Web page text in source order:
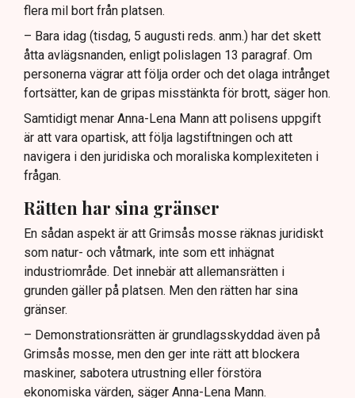
flera mil bort från platsen.
– Bara idag (tisdag, 5 augusti reds. anm.) har det skett
åtta avlägsnanden, enligt polislagen 13 paragraf. Om
personerna vägrar att följa order och det olaga intrånget
fortsätter, kan de gripas misstänkta för brott, säger hon.
Samtidigt menar Anna-Lena Mann att polisens uppgift
är att vara opartisk, att följa lagstiftningen och att
navigera i den juridiska och moraliska komplexiteten i
frågan.
Rätten har sina gränser
En sådan aspekt är att Grimsås mosse räknas juridiskt
som natur- och våtmark, inte som ett inhägnat
industriområde. Det innebär att allemansrätten i
grunden gäller på platsen. Men den rätten har sina
gränser.
– Demonstrationsrätten är grundlagsskyddad även på
Grimsås mosse, men den ger inte rätt att blockera
maskiner, sabotera utrustning eller förstöra
ekonomiska värden, säger Anna-Lena Mann.